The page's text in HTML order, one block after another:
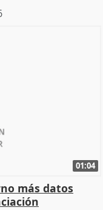
01:04
más datos